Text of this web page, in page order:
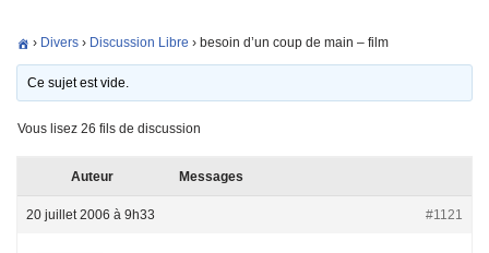
› Divers › Discussion Libre › besoin d’un coup de main – film
Ce sujet est vide.
Vous lisez 26 fils de discussion
Auteur Messages
20 juillet 2006 à 9h33 #1121